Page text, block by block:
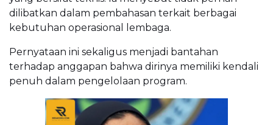
dilibatkan dalam pembahasan terkait berbagai
kebutuhan operasional lembaga.
Pernyataan ini sekaligus menjadi bantahan
terhadap anggapan bahwa dirinya memiliki kendali
penuh dalam pengelolaan program.